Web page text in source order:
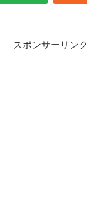
スポンサーリンク